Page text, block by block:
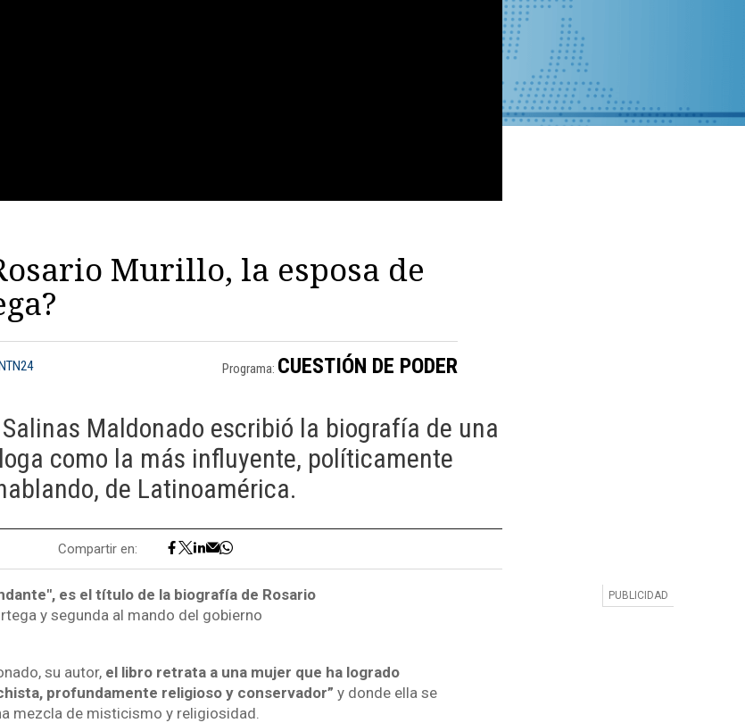
Murillo, la esposa de
Programa: CUESTIÓN DE PODER
Maldonado escribió la biografía de una
como la más influyente, políticamente
de Latinoamérica.
Compartir en:
es el título de la biografía de Rosario
y segunda al mando del gobierno
su autor, el libro retrata a una mujer que ha logrado
profundamente religioso y conservador” y donde ella se
mezcla de misticismo y religiosidad.